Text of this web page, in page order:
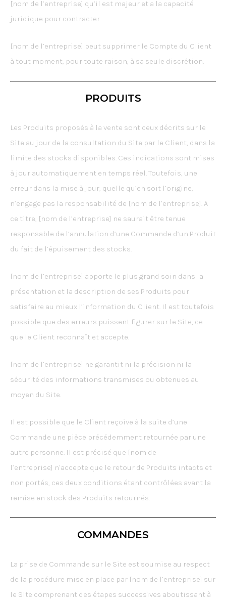
[nom de l’entreprise] qu’il est majeur et a la capacité
juridique pour contracter.
[nom de l’entreprise] peut supprimer le Compte du Client
à tout moment, pour toute raison, à sa seule discrétion.
PRODUITS
Les Produits proposés à la vente sont ceux décrits sur le
Site au jour de la consultation du Site par le Client, dans la
limite des stocks disponibles. Ces indications sont mises
à jour automatiquement en temps réel. Toutefois, une
erreur dans la mise à jour, quelle qu’en soit l’origine,
n’engage pas la responsabilité de [nom de l’entreprise]. A
ce titre, [nom de l’entreprise] ne saurait être tenue
responsable de l’annulation d’une Commande d’un Produit
du fait de l’épuisement des stocks.
[nom de l’entreprise] apporte le plus grand soin dans la
présentation et la description de ses Produits pour
satisfaire au mieux l’information du Client. Il est toutefois
possible que des erreurs puissent figurer sur le Site, ce
que le Client reconnaît et accepte.
[nom de l’entreprise] ne garantit ni la précision ni la
sécurité des informations transmises ou obtenues au
moyen du Site.
Il est possible que le Client reçoive à la suite d’une
Commande une pièce précédemment retournée par une
autre personne. Il est précisé que [nom de
l’entreprise] n’accepte que le retour de Produits intacts et
non portés, ces deux conditions étant contrôlées avant la
remise en stock des Produits retournés.
COMMANDES
La prise de Commande sur le Site est soumise au respect
de la procédure mise en place par [nom de l’entreprise] sur
le Site comprenant des étapes successives aboutissant à